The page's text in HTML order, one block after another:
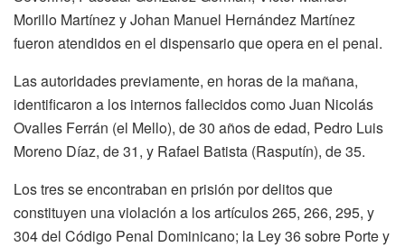
Morillo Martínez y Johan Manuel Hernández Martínez
fueron atendidos en el dispensario que opera en el penal.
Las autoridades previamente, en horas de la mañana,
identificaron a los internos fallecidos como Juan Nicolás
Ovalles Ferrán (el Mello), de 30 años de edad, Pedro Luis
Moreno Díaz, de 31, y Rafael Batista (Rasputín), de 35.
Los tres se encontraban en prisión por delitos que
constituyen una violación a los artículos 265, 266, 295, y
304 del Código Penal Dominicano; la Ley 36 sobre Porte y